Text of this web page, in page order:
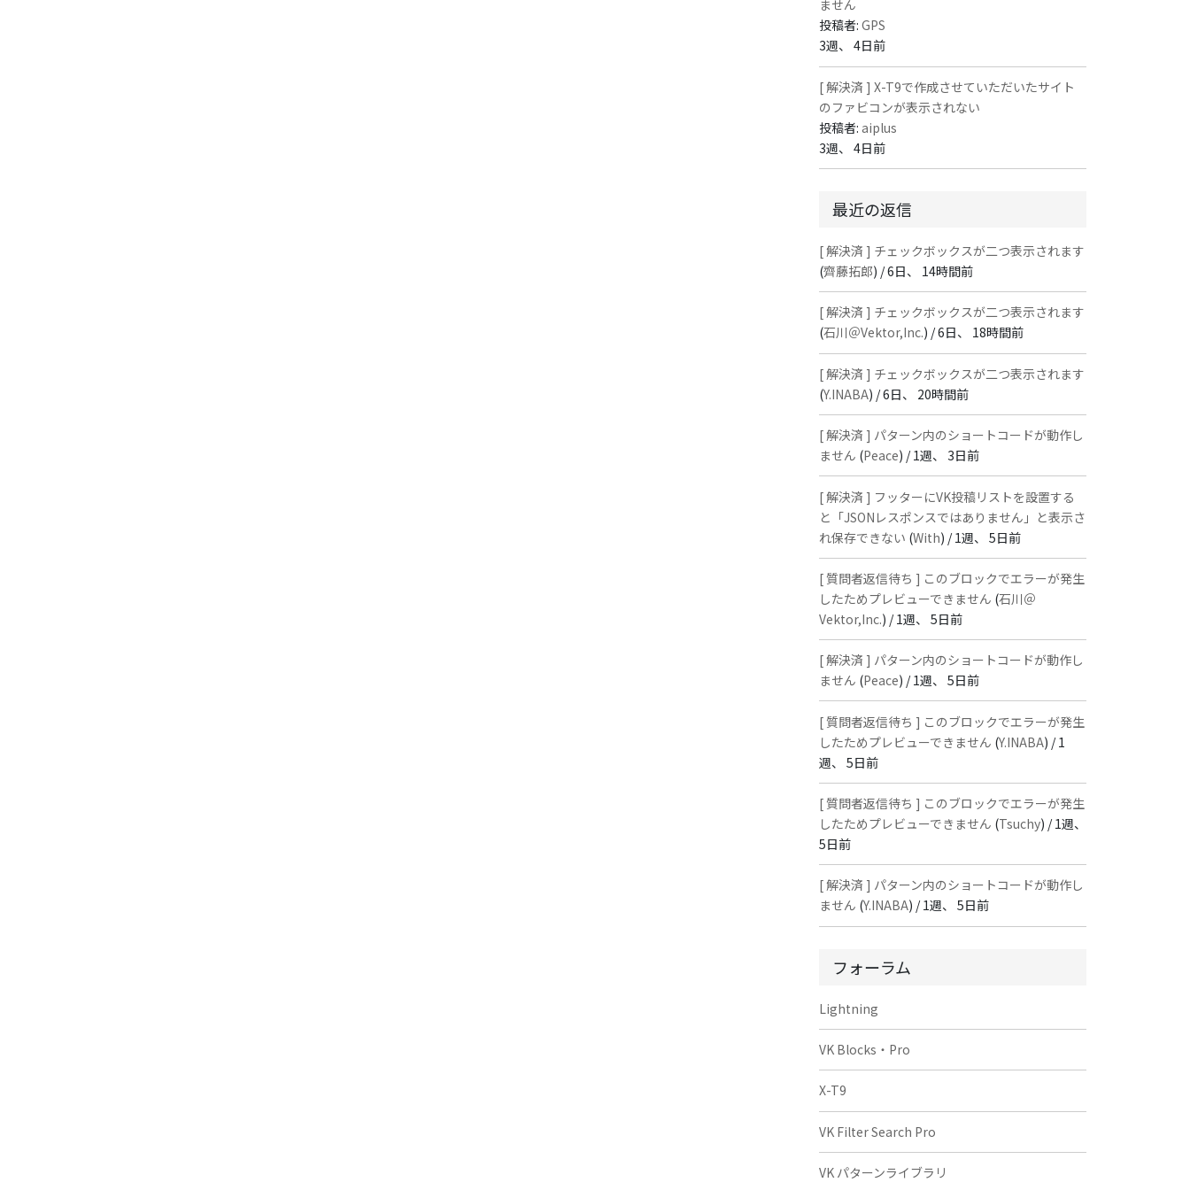
ません
投稿者:GPS
3週、 4日前
[ 解決済 ] X-T9で作成させていただいたサイト
のファビコンが表示されない
投稿者:aiplus
3週、 4日前
最近の返信
[ 解決済 ] チェックボックスが二つ表示されます
(齊藤拓郎) /6日、 14時間前
[ 解決済 ] チェックボックスが二つ表示されます
(石川＠Vektor,Inc.) /6日、 18時間前
[ 解決済 ] チェックボックスが二つ表示されます
(Y.INABA) /6日、 20時間前
[ 解決済 ] パターン内のショートコードが動作し
ません (Peace) /1週、 3日前
[ 解決済 ] フッターにVK投稿リストを設置する
と「JSONレスポンスではありません」と表示さ
れ保存できない (With) /1週、 5日前
[ 質問者返信待ち ] このブロックでエラーが発生
したためプレビューできません (石川＠
Vektor,Inc.) /1週、 5日前
[ 解決済 ] パターン内のショートコードが動作し
ません (Peace) /1週、 5日前
[ 質問者返信待ち ] このブロックでエラーが発生
したためプレビューできません (Y.INABA) /1
週、 5日前
[ 質問者返信待ち ] このブロックでエラーが発生
したためプレビューできません (Tsuchy) /1週、
5日前
[ 解決済 ] パターン内のショートコードが動作し
ません (Y.INABA) /1週、 5日前
フォーラム
Lightning
VK Blocks・Pro
X-T9
VK Filter Search Pro
VK パターンライブラリ